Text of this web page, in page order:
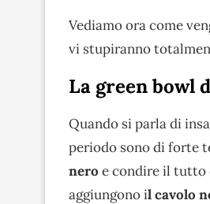
Vediamo ora come
vi stupiranno
La green bowl
Quando si parla di
periodo sono di forte
nero e condire il tutto
aggiungono il cavolo